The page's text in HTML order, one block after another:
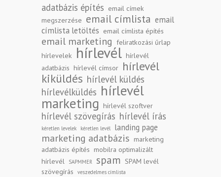
adatbázis építés email címek
megszerzése email címlista email
címlista letöltés email címlista építés
email marketing feliratkozási űrlap
hírlevelek
hírlevél hírlevél
adatbázis hírlevél címsor hírlevél
kiküldés hírlevél küldés
hírlevélküldés hírlevél
marketing hírlevél szoftver
hírlevél szövegírás hírlevél írás
kéretlen levelek kéretlen levél landing page
marketing adatbázis marketing
adatbázis építés mobilra optimalizált
hírlevél
SAPMMER spam SPAM levél
szövegírás
veszedelmes címlista